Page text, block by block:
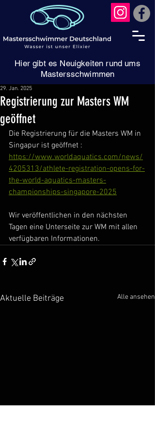
Hier gibt es Neuigkeiten rund ums
Mastersschwimmen
Registrierung zur Masters WM
geöffnet
29. Jan. 2025
Die Registrierung für die Masters WM in
Singapur ist geöffnet :
https://www.worldaquatics.com/news/
4205313/athlete-registration-opens-for-
the-world-aquatics-masters-
championships-singapore-2025
Wir veröffentlichen in den nächsten
Tagen eine Unterseite zur WM mit allen
verfügbaren Informationen.
Aktuelle Beiträge Alle ansehen